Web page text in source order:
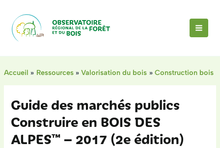
contenu
Accueil Ressources Valorisation du bois Construction bois
Guide des marchés publics
Construire en BOIS DES
ALPES™ – 2017 (2e édition)